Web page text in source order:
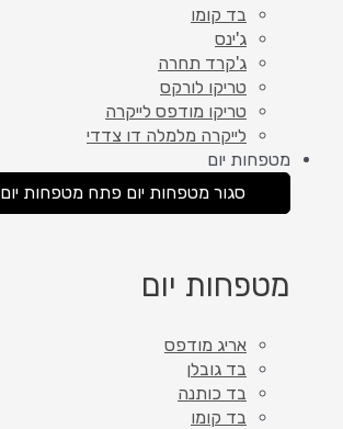
בד קומו
ג'ינס
ג'קרד תחרה
טריקו לורקס
טריקו מודפס לייקרה
לייקרה מלמלה דו צדדי
מטפחות יום
סגור מטפחות יום פתח מטפחות יום
מטפחות יום
אריג מודפס
בד גובלן
בד כותנה
בד קומו